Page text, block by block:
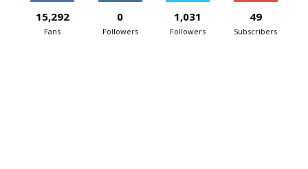
15,292
Fans
0
Followers
1,031
Followers
49
Subscribers